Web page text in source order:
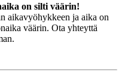
on silti väärin!
aikavyöhykkeen ja aika on
väärin. Ota yhteyttä